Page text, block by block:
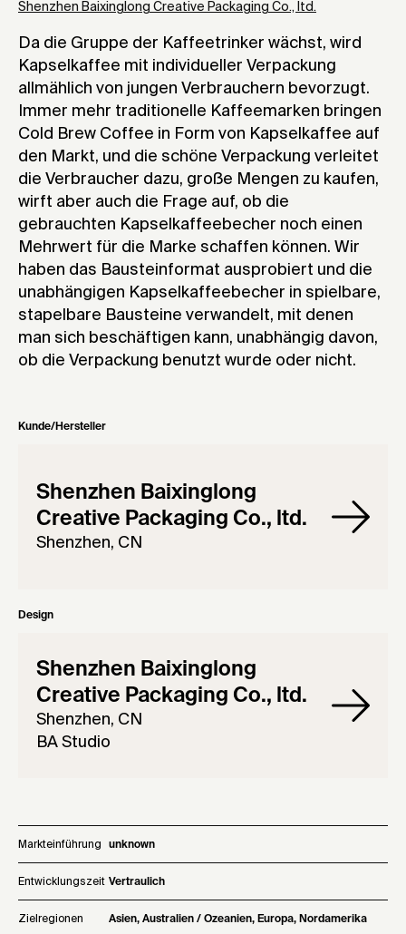
Shenzhen Baixinglong Creative Packaging Co., ltd.
Da die Gruppe der Kaffeetrinker wächst, wird
Kapselkaffee mit individueller Verpackung
allmählich von jungen Verbrauchern bevorzugt.
Immer mehr traditionelle Kaffeemarken bringen
Cold Brew Coffee in Form von Kapselkaffee auf
den Markt, und die schöne Verpackung verleitet
die Verbraucher dazu, große Mengen zu kaufen,
wirft aber auch die Frage auf, ob die
gebrauchten Kapselkaffeebecher noch einen
Mehrwert für die Marke schaffen können. Wir
haben das Bausteinformat ausprobiert und die
unabhängigen Kapselkaffeebecher in spielbare,
stapelbare Bausteine verwandelt, mit denen
man sich beschäftigen kann, unabhängig davon,
ob die Verpackung benutzt wurde oder nicht.
Kunde/Hersteller
Shenzhen Baixinglong
Creative Packaging Co., ltd.
Shenzhen, CN
Design
Shenzhen Baixinglong
Creative Packaging Co., ltd.
Shenzhen, CN
BA Studio
Markteinführung unknown
Entwicklungszeit Vertraulich
Zielregionen Asien, Australien / Ozeanien, Europa, Nordamerika